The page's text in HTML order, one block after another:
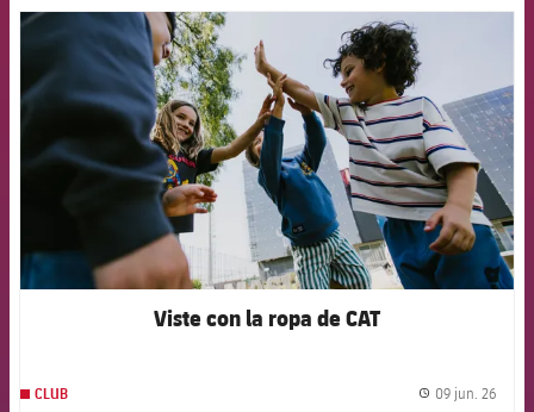
FCB Barcelona badge
Viste con la ropa de CAT
CLUB 09 jun. 26